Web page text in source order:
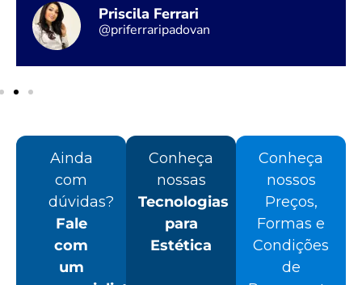
Priscila Ferrari
@priferraripadovan
Ainda
com
dúvidas?
Fale
com
um
Conheça
nossas
Tecnologias
para
Estética
Conheça
nossos
Preços,
Formas e
Condições
de